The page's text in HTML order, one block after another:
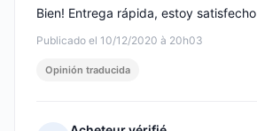
Publicado el 10/12/2020 à 20h03
Bien! Entrega rápida, estoy satisfecho
Opinión traducida